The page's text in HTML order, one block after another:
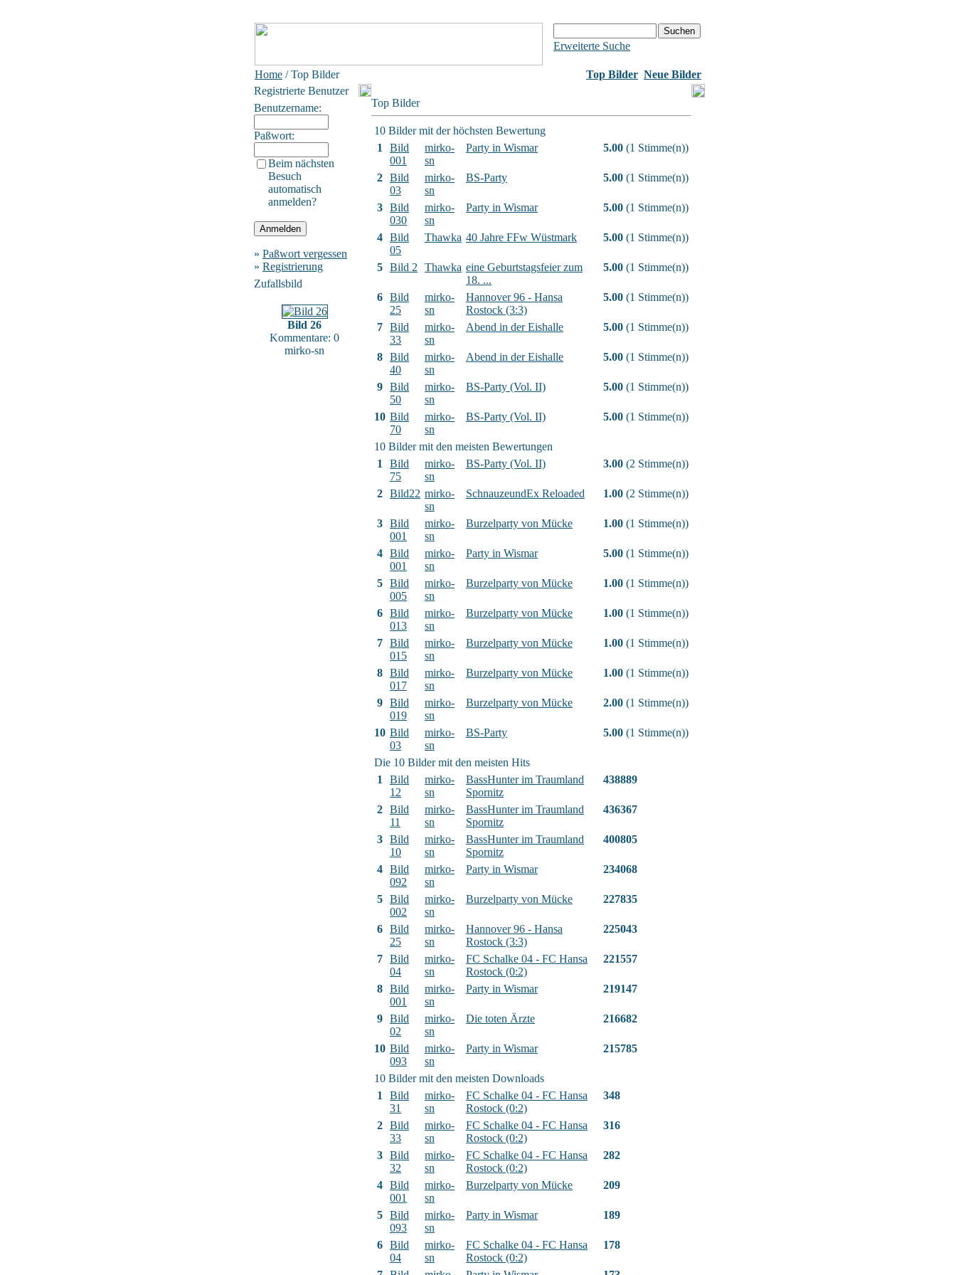
Erweiterte Suche
Home / Top Bilder Top Bilder Neue Bilder
Registrierte Benutzer
Benutzername:
Paßwort:
Beim nächsten
Besuch
automatisch
anmelden?
» Paßwort vergessen
» Registrierung
Zufallsbild
Bild 26
Kommentare: 0
mirko-sn
Top Bilder
10 Bilder mit der höchsten Bewertung
1
Bild
001
mirko-
sn
Party in Wismar 5.00 (1 Stimme(n))
2 Bild
03
mirko-
sn
BS-Party 5.00 (1 Stimme(n))
3 Bild
030
mirko-
sn
Party in Wismar 5.00 (1 Stimme(n))
4 Bild
05
Thawka 40 Jahre FFw Wüstmark 5.00 (1 Stimme(n))
5 Bild 2 Thawka eine Geburtstagsfeier zum
18. ...
5.00 (1 Stimme(n))
6 Bild
25
mirko-
sn
Hannover 96 - Hansa
Rostock (3:3)
5.00 (1 Stimme(n))
7 Bild
33
mirko-
sn
Abend in der Eishalle 5.00 (1 Stimme(n))
8 Bild
40
mirko-
sn
Abend in der Eishalle 5.00 (1 Stimme(n))
9 Bild
50
mirko-
sn
BS-Party (Vol. II) 5.00 (1 Stimme(n))
10 Bild
70
mirko-
sn
BS-Party (Vol. II) 5.00 (1 Stimme(n))
10 Bilder mit den meisten Bewertungen
1
Bild
75
mirko-
sn
BS-Party (Vol. II) 3.00 (2 Stimme(n))
2 Bild22 mirko-
sn
SchnauzeundEx Reloaded 1.00 (2 Stimme(n))
3 Bild
001
mirko-
sn
Burzelparty von Mücke 1.00 (1 Stimme(n))
4 Bild
001
mirko-
sn
Party in Wismar 5.00 (1 Stimme(n))
5 Bild
005
mirko-
sn
Burzelparty von Mücke 1.00 (1 Stimme(n))
6 Bild
013
mirko-
sn
Burzelparty von Mücke 1.00 (1 Stimme(n))
7 Bild
015
mirko-
sn
Burzelparty von Mücke 1.00 (1 Stimme(n))
8 Bild
017
mirko-
sn
Burzelparty von Mücke 1.00 (1 Stimme(n))
9 Bild
019
mirko-
sn
Burzelparty von Mücke 2.00 (1 Stimme(n))
10 Bild
03
mirko-
sn
BS-Party 5.00 (1 Stimme(n))
Die 10 Bilder mit den meisten Hits
1
Bild
12
mirko-
sn
BassHunter im Traumland
Spornitz
438889
2 Bild
11
mirko-
sn
BassHunter im Traumland
Spornitz
436367
3 Bild
10
mirko-
sn
BassHunter im Traumland
Spornitz
400805
4 Bild
092
mirko-
sn
Party in Wismar 234068
5 Bild
002
mirko-
sn
Burzelparty von Mücke 227835
6 Bild
25
mirko-
sn
Hannover 96 - Hansa
Rostock (3:3)
225043
7 Bild
04
mirko-
sn
FC Schalke 04 - FC Hansa
Rostock (0:2)
221557
8 Bild
001
mirko-
sn
Party in Wismar 219147
9 Bild
02
mirko-
sn
Die toten Ärzte 216682
10 Bild
093
mirko-
sn
Party in Wismar 215785
10 Bilder mit den meisten Downloads
1
Bild
31
mirko-
sn
FC Schalke 04 - FC Hansa
Rostock (0:2)
348
2 Bild
33
mirko-
sn
FC Schalke 04 - FC Hansa
Rostock (0:2)
316
3 Bild
32
mirko-
sn
FC Schalke 04 - FC Hansa
Rostock (0:2)
282
4 Bild
001
mirko-
sn
Burzelparty von Mücke 209
5 Bild
093
mirko-
sn
Party in Wismar 189
6 Bild
04
mirko-
sn
FC Schalke 04 - FC Hansa
Rostock (0:2)
178